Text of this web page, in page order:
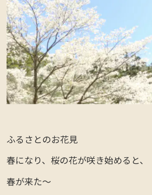
ふるさとのお花見
春になり、桜の花が咲き始めると、
春が来た～